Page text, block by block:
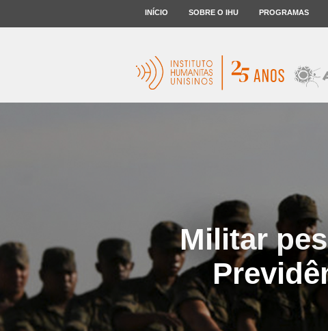
INÍCIO SOBRE O IHU PROGRAMAS
Militar